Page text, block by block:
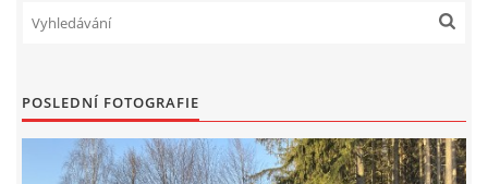
POSLEDNÍ FOTOGRAFIE